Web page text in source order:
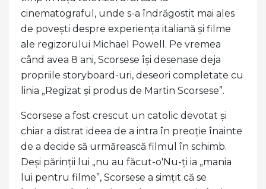
cinematograful, unde s-a îndrăgostit mai ales
de povești despre experiența italiană și filme
ale regizorului Michael Powell. Pe vremea
când avea 8 ani, Scorsese își desenase deja
propriile storyboard-uri, deseori completate cu
linia „Regizat și produs de Martin Scorsese”.
Scorsese a fost crescut un catolic devotat și
chiar a distrat ideea de a intra în preoție înainte
de a decide să urmărească filmul în schimb.
Deși părinții lui „nu au făcut-o'Nu-ți ia „mania
lui pentru filme”, Scorsese a simțit că se